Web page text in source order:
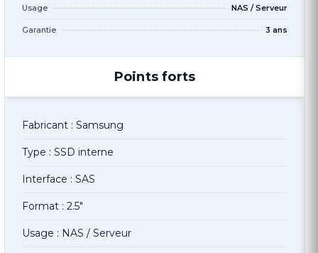
Usage NAS / Serveur
Garantie 3 ans
Points forts
Fabricant : Samsung
Type : SSD interne
Interface : SAS
Format : 2.5"
Usage : NAS / Serveur